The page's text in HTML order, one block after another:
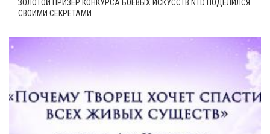
ЗОЛОТОЙ ПРИЗЁР КОНКУРСА БОЕВЫХ ИСКУССТВ NTD ПОДЕЛИЛСЯ
СВОИМИ СЕКРЕТАМИ